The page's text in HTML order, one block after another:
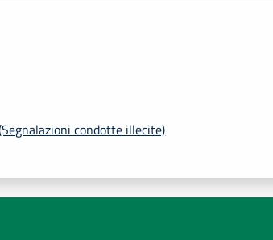
condotte illecite)